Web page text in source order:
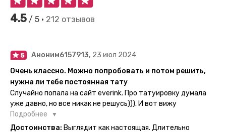
4.5 / 5 • 212 отзывов
Аноним6157913, 23 июл 2024
Очень классно. Можно попробовать и потом решить,
нужна ли тебе постоянная тату
Случайно попала на сайт everink. Про татуировку думала
уже давно, но все никак не решусь))). И вот вижу
великолепный каталог everink. Тату на любой вкус.
Заказала и не пожалела. Супер. Выглядит как настоящая.
Подробнее
Достоинства: Выглядит как настоящая. Длительно